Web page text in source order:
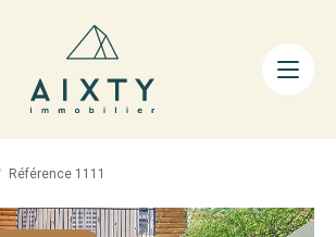
ACHETER
LA MÉTHODE
Référence 1111